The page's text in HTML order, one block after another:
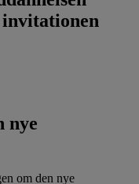
invitationen
nye
om den nye